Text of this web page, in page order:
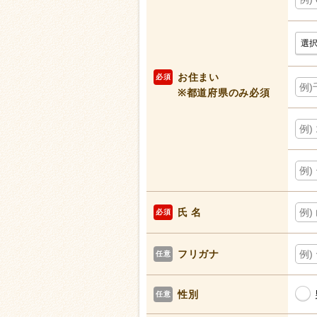
お住まい
必須
※都道府県のみ必須
氏 名
必須
フリガナ
任意
性別
任意